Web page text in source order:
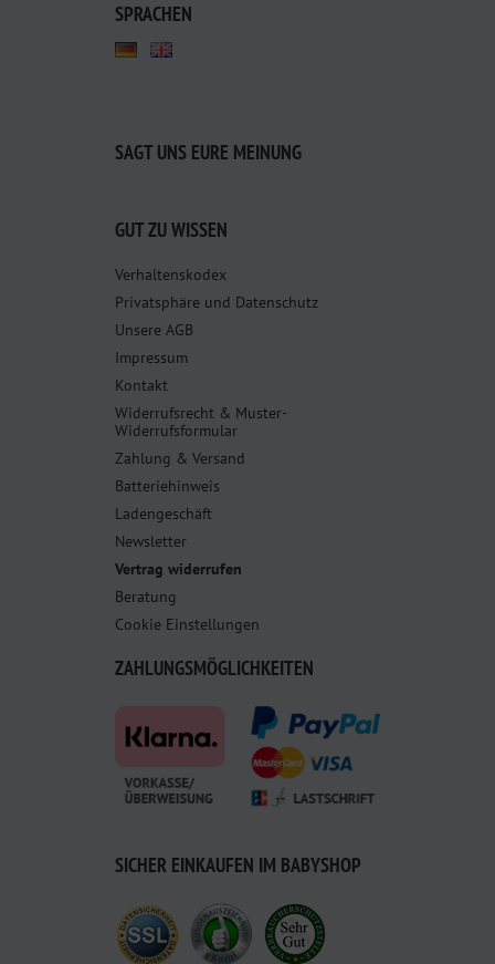
SPRACHEN
SAGT UNS EURE MEINUNG
GUT ZU WISSEN
Verhaltenskodex
Privatsphäre und Datenschutz
Unsere AGB
Impressum
Kontakt
Widerrufsrecht & Muster-
Widerrufsformular
Zahlung & Versand
Batteriehinweis
Ladengeschäft
Newsletter
Vertrag widerrufen
Beratung
Cookie Einstellungen
ZAHLUNGSMÖGLICHKEITEN
SICHER EINKAUFEN IM BABYSHOP